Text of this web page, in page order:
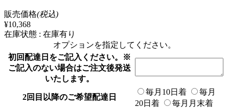
販売価格(税込)
¥10,368
在庫状態 : 在庫有り
オプションを指定してください。
初回配達日をご記入ください。※
ご記入のない場合はご注文後発送
いたします。
2回目以降のご希望配達日
毎月10日着
毎月
20日着
毎月月末着